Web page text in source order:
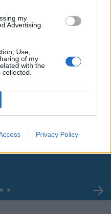
my
Advertising.
Use,
of my
with the
Privacy Policy
dall'ex compagna